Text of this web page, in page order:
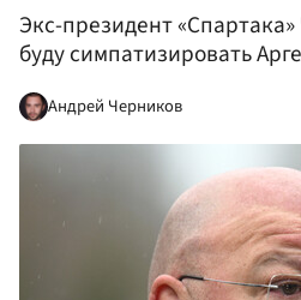
Экс-президент
буду симпатизировать
Андрей Черников